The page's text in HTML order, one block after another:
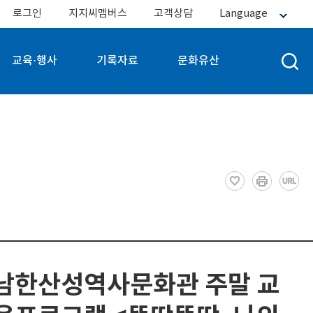
로그인 지지씨멤버스 고객상담 Language
교육·행사 기록자료 문화유산
한산성역사문화관 주말 교